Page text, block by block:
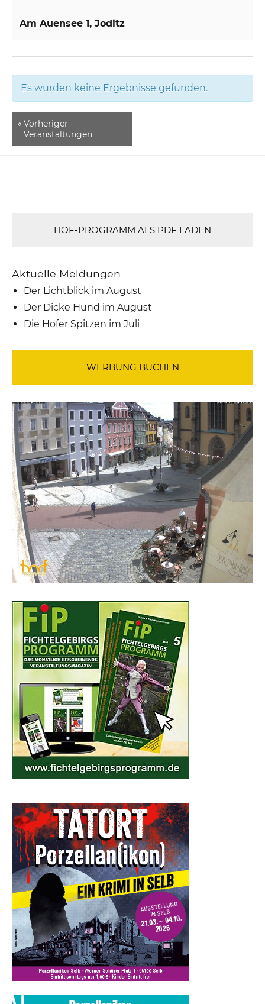
Am Auensee 1 Joditz
Es wurden keine Ergebnisse gefunden.
« Vorheriger
Veranstaltungen
HOF-PROGRAMM ALS PDF LADEN
Aktuelle Meldungen
Der Lichtblick im August
Der Dicke Hund im August
Die Hofer Spitzen im Juli
WERBUNG BUCHEN